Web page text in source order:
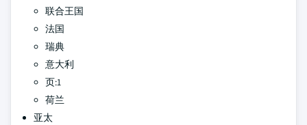
联合王国
法国
瑞典
意大利
页:1
荷兰
亚太